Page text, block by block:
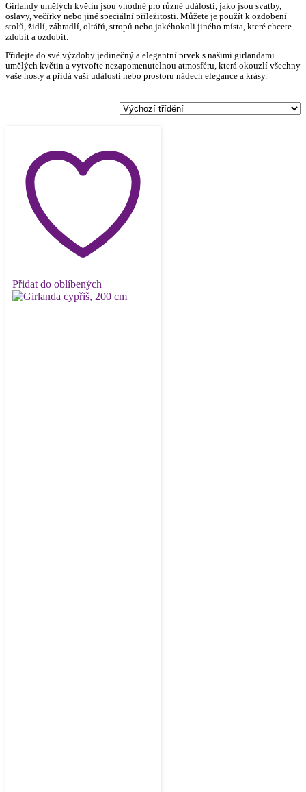
Girlandy umělých květin jsou vhodné pro různé události, jako jsou svatby,
oslavy, večírky nebo jiné speciální příležitosti. Můžete je použít k ozdobení
stolů, židlí, zábradlí, oltářů, stropů nebo jakéhokoli jiného místa, které chcete
zdobit a ozdobit.
Přidejte do své výzdoby jedinečný a elegantní prvek s našimi girlandami
umělých květin a vytvořte nezapomenutelnou atmosféru, která okouzlí všechny
vaše hosty a přidá vaší události nebo prostoru nádech elegance a krásy.
Přidat do oblíbených